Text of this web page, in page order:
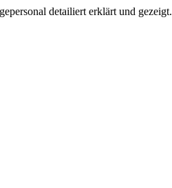
detailiert erklärt und gezeigt.